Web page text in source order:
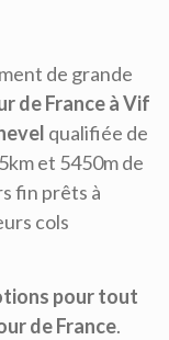
de grande
de France à Vif
qualifiée de
et 5450m de
fin prêts à
cols
pour tout
de France.